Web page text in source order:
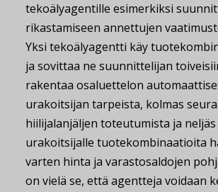
tekoälyagentille esimerkiksi
rikastamiseen annettujen
Yksi tekoälyagentti käy
ja sovittaa ne suunnittelijan
rakentaa osaluettelon
urakoitsijan tarpeista, kolmas
hiilijalanjäljen toteutumista ja
urakoitsijalle tuotekombinaatioita
varten hinta ja varastosaldojen
on vielä se, että agentteja voidaan